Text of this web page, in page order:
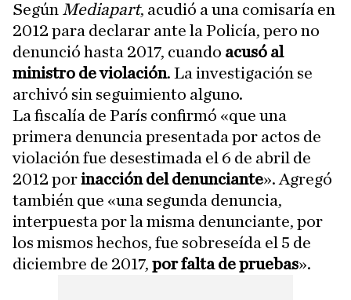
Según Mediapart, acudió a una comisaría en
2012 para declarar ante la Policía, pero no
denunció hasta 2017, cuando acusó al
ministro de violación. La investigación se
archivó sin seguimiento alguno.
La fiscalía de París confirmó «que una
primera denuncia presentada por actos de
violación fue desestimada el 6 de abril de
2012 porinacción del denunciante». Agregó
también que «una segunda denuncia,
interpuesta por la misma denunciante, por
los mismos hechos, fue sobreseída el 5 de
diciembre de 2017, por falta de pruebas».